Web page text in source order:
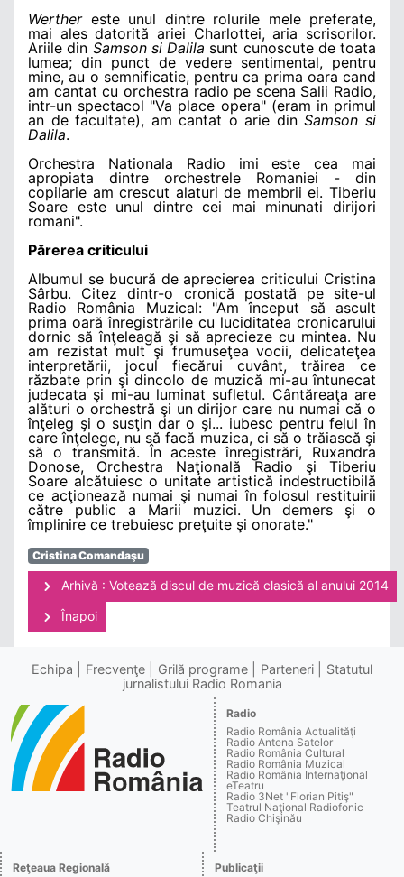
Werthereste unul dintre rolurile mele preferate,
mai ales datorită ariei Charlottei, aria scrisorilor.
Ariile din Samson si Dalila sunt cunoscute de toata
lumea; din punct de vedere sentimental, pentru
mine, au o semnificatie, pentru ca prima oara cand
am cantat cu orchestra radio pe scena Salii Radio,
intr-un spectacol "Va place opera" (eram in primul
an de facultate), am cantat o arie dinSamson si
Dalila.
Orchestra Nationala Radio imi este cea mai
apropiata dintre orchestrele Romaniei - din
copilarie am crescut alaturi de membrii ei. Tiberiu
Soare este unul dintre cei mai minunati dirijori
romani".
Părerea criticului
Albumul se bucură de aprecierea criticului Cristina
Sârbu. Citez dintr-o cronică postată pe site-ul
Radio România Muzical: "Am început să ascult
prima oară înregistrările cu luciditatea cronicarului
dornic să înţeleagă şi să aprecieze cu mintea. Nu
am rezistat mult şi frumuseţea vocii, delicateţea
interpretării, jocul fiecărui cuvânt, trăirea ce
răzbate prin şi dincolo de muzică mi-au întunecat
judecata şi mi-au luminat sufletul. Cântăreaţa are
alături o orchestră şi un dirijor care nu numai că o
înţeleg şi o susţin dar o şi... iubesc pentru felul în
care înţelege, nu să facă muzica, ci să o trăiască şi
să o transmită. În aceste înregistrări, Ruxandra
Donose, Orchestra Naţională Radio şi Tiberiu
Soare alcătuiesc o unitate artistică indestructibilă
ce acţionează numai şi numai în folosul restituirii
către public a Marii muzici. Un demers şi o
împlinire ce trebuiesc preţuite şi onorate."
Cristina Comandaşu
Arhivă : Votează discul de muzică clasică al anului 2014
Înapoi
Echipa Frecvenţe Grilă programe Parteneri
Statutul
jurnalistului Radio Romania
Radio
Radio România Actualităţi
Radio Antena Satelor
Radio România Cultural
Radio România Muzical
Radio România Internaţional
eTeatru
Radio 3Net "Florian Pitiş"
Teatrul Naţional Radiofonic
Radio Chişinău
Reţeaua Regională Publicaţii